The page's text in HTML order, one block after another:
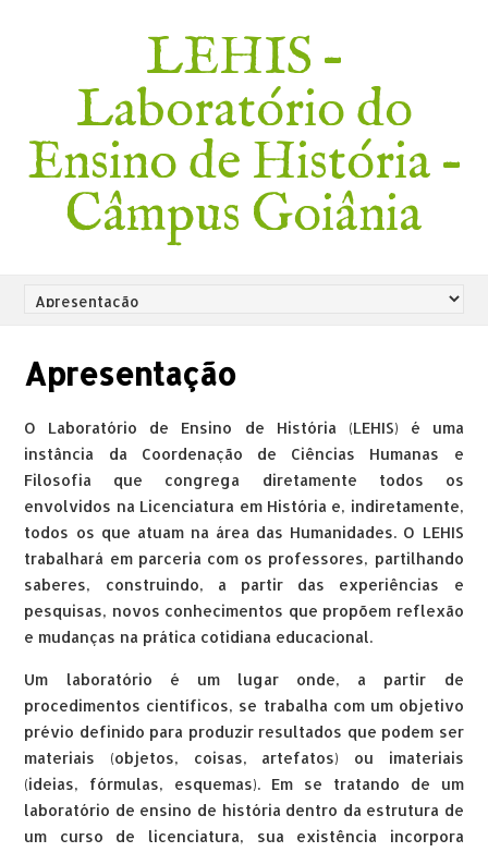
LEHIS –
Laboratório do
Ensino de História –
Câmpus Goiânia
Apresentação
O Laboratório de Ensino de História (LEHIS) é uma
instância da Coordenação de Ciências Humanas e
Filosofia que congrega diretamente todos os
envolvidos na Licenciatura em História e, indiretamente,
todos os que atuam na área das Humanidades. O LEHIS
trabalhará em parceria com os professores, partilhando
saberes, construindo, a partir das experiências e
pesquisas, novos conhecimentos que propõem reflexão
e mudanças na prática cotidiana educacional.
Um laboratório é um lugar onde, a partir de
procedimentos científicos, se trabalha com um objetivo
prévio definido para produzir resultados que podem ser
materiais (objetos, coisas, artefatos) ou imateriais
(ideias, fórmulas, esquemas). Em se tratando de um
laboratório de ensino de história dentro da estrutura de
um curso de licenciatura, sua existência incorpora